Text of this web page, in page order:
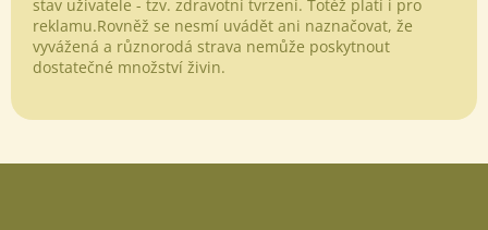
stav uživatele - tzv. zdravotní tvrzení. Totéž platí i pro
reklamu.Rovněž se nesmí uvádět ani naznačovat, že
vyvážená a různorodá strava nemůže poskytnout
dostatečné množství živin.